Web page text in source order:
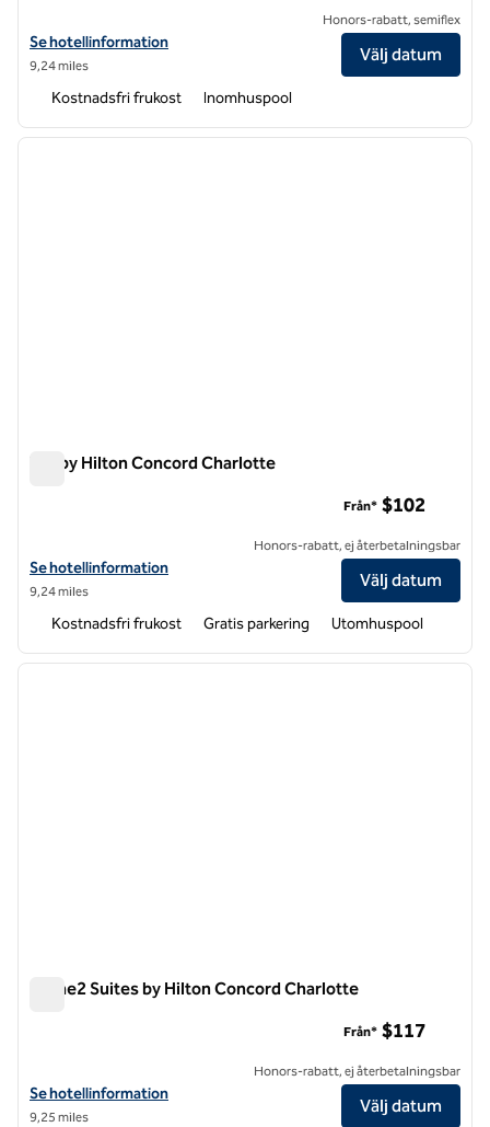
Visa hotelluppgifter för Embassy Suites by Hilton Charlotte Concord
Se hotellinformation
9,24 miles
Honors-rabatt, semiflex
Välj datum
Kostnadsfri frukost Inomhuspool
1 av 12
nästa
Tru by Hilton Concord Charlotte
Visa hotelluppgifter för Tru by Hilton Concord Charlotte
Se hotellinformation
9,24 miles
Från* $102
Honors-rabatt, ej återbetalningsbar
Välj datum
Kostnadsfri frukost Gratis parkering Utomhuspool
1 av 12
nästa
Home2 Suites by Hilton Concord Charlotte
Visa hotelluppgifter för Home2 Suites by Hilton Concord Charlotte
Se hotellinformation
9,25 miles
Från* $117
Honors-rabatt, ej återbetalningsbar
Välj datum